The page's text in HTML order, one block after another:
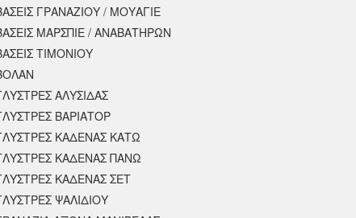
ΓΡΑΝΑΖΙΟΥ / ΜΟΥΑΓΙΕ
ΜΑΡΣΠΙΕ / ΑΝΑΒΑΤΗΡΩΝ
ΤΙΜΟΝΙΟΥ
ΑΛΥΣΙΔΑΣ
ΒΑΡΙΑΤΟΡ
ΚΑΔΕΝΑΣ ΚΑΤΩ
ΚΑΔΕΝΑΣ ΠΑΝΩ
ΚΑΔΕΝΑΣ ΣΕΤ
ΨΑΛΙΔΙΟΥ